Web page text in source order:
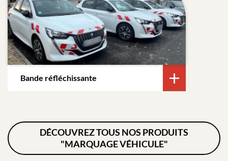
Bande réfléchissante
DÉCOUVREZ TOUS NOS PRODUITS
"MARQUAGE VÉHICULE"